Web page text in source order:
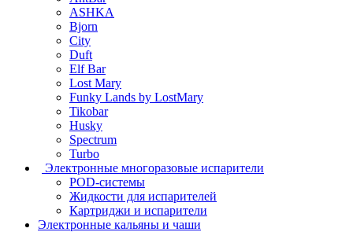
ASHKA
Bjorn
City
Duft
Elf Bar
Lost Mary
Funky Lands by LostMary
Tikobar
Husky
Spectrum
Turbo
Электронные многоразовые испарители
POD-системы
Жидкости для испарителей
Картриджи и испарители
Электронные кальяны и чаши